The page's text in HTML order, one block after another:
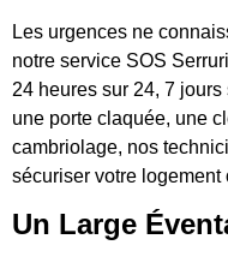
Les urgences ne
notre service SOS
24 heures sur 24, 7
une porte claquée, une
cambriolage, nos
sécuriser votre logement
Un Large